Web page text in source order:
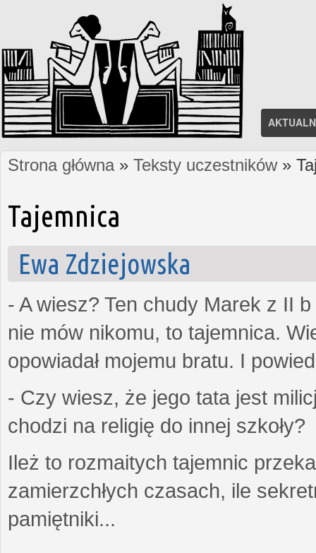
Jesteś tutaj
Strona główna» Teksty uczestników»
Tajemnica
Ewa Zdziejowska
- A wiesz? Ten chudy Marek z II
nie mów nikomu, to tajemnica.
opowiadał mojemu bratu. I
- Czy wiesz, że jego tata jest
chodzi na religię do innej szkoły?
Ileż to rozmaitych tajemnic
zamierzchłych czasach, ile
pamiętniki...